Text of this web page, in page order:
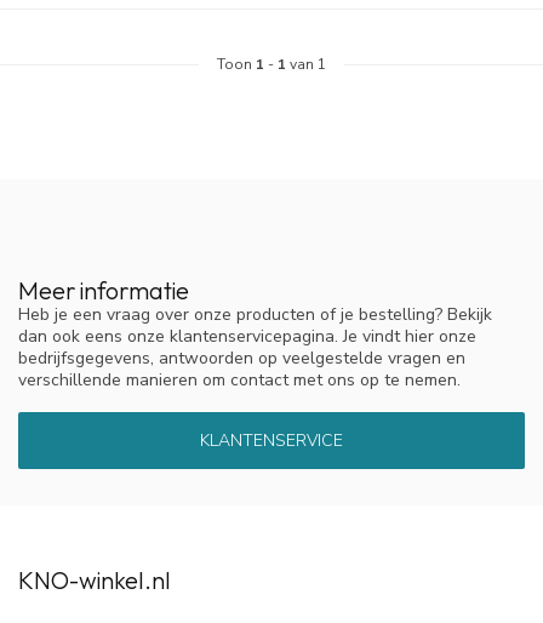
Toon 1 - 1 van 1
Meer informatie
Heb je een vraag over onze producten of je bestelling? Bekijk
dan ook eens onze klantenservicepagina. Je vindt hier onze
bedrijfsgegevens, antwoorden op veelgestelde vragen en
verschillende manieren om contact met ons op te nemen.
KLANTENSERVICE
KNO-winkel.nl